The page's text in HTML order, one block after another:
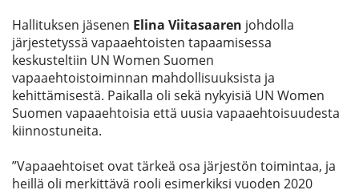
Hallituksen jäsenen Elina Viitasaaren johdolla
järjestetyssä vapaaehtoisten tapaamisessa
keskusteltiin UN Women Suomen
vapaaehtoistoiminnan mahdollisuuksista ja
kehittämisestä. Paikalla oli sekä nykyisiä UN Women
Suomen vapaaehtoisia että uusia vapaaehtoisuudesta
kiinnostuneita.
”Vapaaehtoiset ovat tärkeä osa järjestön toimintaa, ja
heillä oli merkittävä rooli esimerkiksi vuoden 2020